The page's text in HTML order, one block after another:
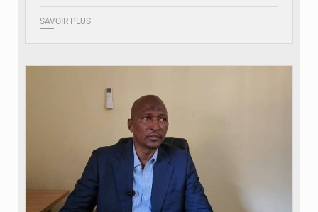
SAVOIR PLUS